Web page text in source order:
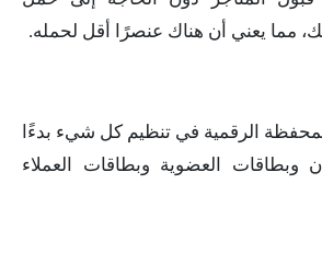
مما يعني أن هناك عنصرًا أقل لحمله.
الرقمية في تنظيم كل شيء بدءًا
وبطاقات العضوية وبطاقات العملاء